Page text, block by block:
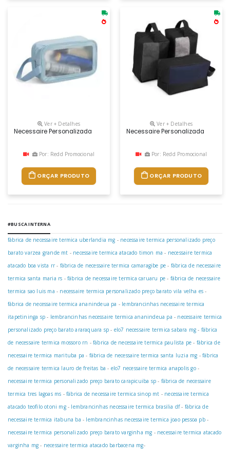
Ver + Detalhes
Necessaire Personalizada
Por: Redd Promocional
ORÇAR PRODUTO
Ver + Detalhes
Necessaire Personalizada
Por: Redd Promocional
ORÇAR PRODUTO
#BUSCA INTERNA
fábrica de necessaire termica uberlandia mg - necessaire termica personalizado preço
barato varzea grande mt - necessaire termica atacado timon ma - necessaire termica
atacado boa vista rr - fábrica de necessaire termica camaragibe pe - fábrica de necessaire
termica santa maria rs -fábrica de necessaire termica caruaru pe - fábrica de necessaire
termica sao luis ma - necessaire termica personalizado preço barato vila velha es -
fábrica de necessaire termica ananindeua pa - lembrancinhas necessaire termica
itapetininga sp - lembrancinhas necessaire termica ananindeua pa - necessaire termica
personalizado preço barato araraquara sp - elo7 necessaire termica sabara mg - fábrica
de necessaire termica mossoro rn -fábrica de necessaire termica paulista pe - fábrica de
necessaire termica marituba pa - fábrica de necessaire termica santa luzia mg -fábrica
de necessaire termica lauro de freitas ba - elo7 necessaire termica anapolis go-
necessaire termica personalizado preço barato carapicuiba sp - fábrica de necessaire
termica tres lagoas ms -fábrica de necessaire termica sinop mt - necessaire termica
atacado teofilo otoni mg- lembrancinhas necessaire termica brasilia df- fábrica de
necessaire termica itabuna ba - lembrancinhas necessaire termica joao pessoa pb-
necessaire termica personalizado preço barato varginha mg - necessaire termica atacado
varginha mg - necessaire termica atacado barbacena mg-